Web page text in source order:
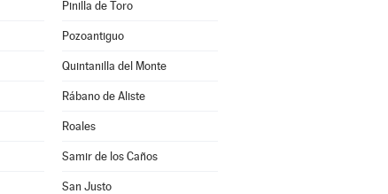
Pinilla de Toro
Pozoantiguo
Quintanilla del Monte
Rábano de Aliste
Roales
Samir de los Caños
San Justo